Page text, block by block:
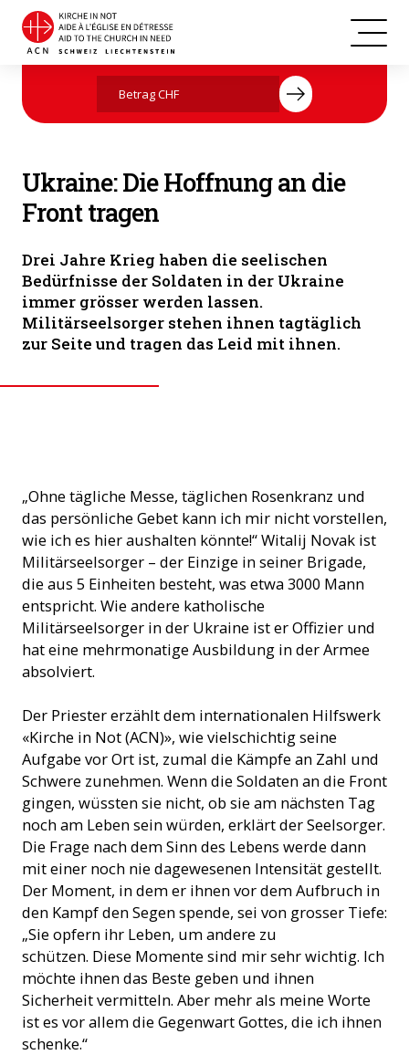
Beerdigung eines ukrainischen Soldaten (© ACN)
Jetzt mit Ihrer Spende helfen
Ukraine: Die Hoffnung an die
Front tragen
Drei Jahre Krieg haben die seelischen
Bedürfnisse der Soldaten in der Ukraine
immer grösser werden lassen.
Militärseelsorger stehen ihnen tagtäglich
zur Seite und tragen das Leid mit ihnen.
„Ohne tägliche Messe, täglichen Rosenkranz und
das persönliche Gebet kann ich mir nicht vorstellen,
wie ich es hier aushalten könnte!“ Witalij Novak ist
Militärseelsorger – der Einzige in seiner Brigade,
die aus 5 Einheiten besteht, was etwa 3000 Mann
entspricht. Wie andere katholische
Militärseelsorger in der Ukraine ist er Offizier und
hat eine mehrmonatige Ausbildung in der Armee
absolviert.
Der Priester erzählt dem internationalen Hilfswerk
«Kirche in Not (ACN)», wie vielschichtig seine
Aufgabe vor Ort ist, zumal die Kämpfe an Zahl und
Schwere zunehmen. Wenn die Soldaten an die Front
gingen, wüssten sie nicht, ob sie am nächsten Tag
noch am Leben sein würden, erklärt der Seelsorger.
Die Frage nach dem Sinn des Lebens werde dann
mit einer noch nie dagewesenen Intensität gestellt.
Der Moment, in dem er ihnen vor dem Aufbruch in
den Kampf den Segen spende, sei von grosser Tiefe:
„Sie opfern ihr Leben, um andere zu
schützen. Diese Momente sind mir sehr wichtig. Ich
möchte ihnen das Beste geben und ihnen
Sicherheit vermitteln. Aber mehr als meine Worte
ist es vor allem die Gegenwart Gottes, die ich ihnen
schenke.“